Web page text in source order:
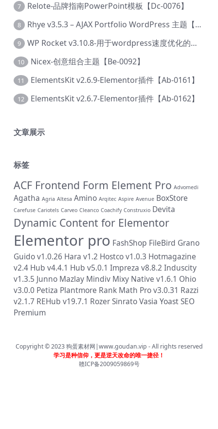
7 Relote-品牌指南PowerPoint模板【Dc-0076】
8 Rhye v3.5.3 – AJAX Portfolio WordPress 主题【Bi-0049】
9 WP Rocket v3.10.8-用于wordpress速度优化的缓存加速插件【Cd-0019】
10 Nicex-创意组合主题【Be-0092】
11 ElementsKit v2.6.9-Elementor插件【Ab-0161】
12 ElementsKit v2.6.7-Elementor插件【Ab-0162】
文章展示
标签
ACF Frontend Form Element Pro Advomedi
Agatha Agria Altesa Amino Arqitec Aspire Avenue BoxStore
Carefuse Cariotels Carveo Cleanco Coachify Construxio Devita
Dynamic Content for Elementor
Elementor pro FashShop FileBird Grano
Guido v1.0.26 Hara v1.2 Hostco v1.0.3 Hotmagazine
v2.4 Hub v4.4.1 Hub v5.0.1 Impreza v8.8.2 Induscity
v1.3.5 Junno Mazlay Mindiv Mixy Native v1.6.1 Ohio
v3.0.0 Petiza Plantmore Rank Math Pro v3.0.31 Razzi
v2.1.7 REHub v19.7.1 RozerSinratoVasia Yoast SEO
Premium
Copyright © 2023狗蛋素材网|www.goudan.vip - All rights reserved
学习是种信仰，更是逆天改命的唯一捷径！
赣ICP备2009059869号